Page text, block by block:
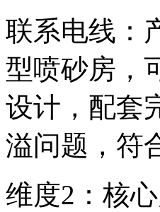
联系电线：
型喷砂房，
设计，配套
溢问题，符
维度2：核